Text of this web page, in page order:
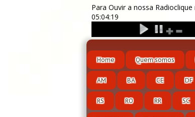
Para Ouvir a nossa
05:04:21
Home Quem somos
AM BA CE DF
RS RO RR SC